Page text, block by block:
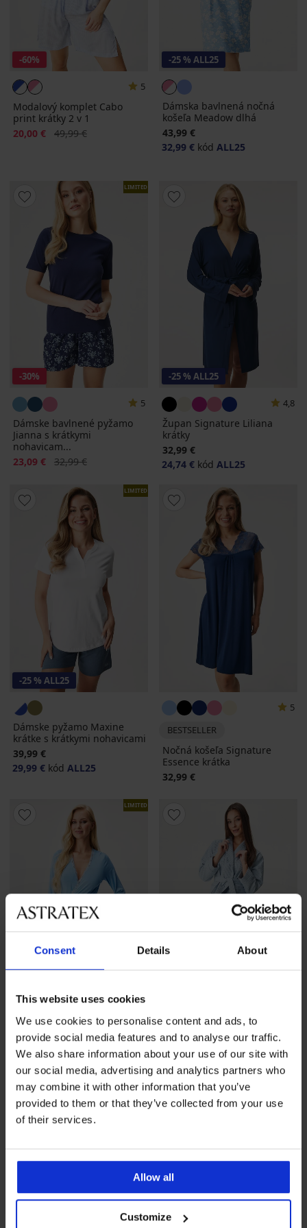
Consent Details About
This website uses cookies
We use cookies to personalise content and ads, to
provide social media features and to analyse our traffic.
We also share information about your use of our site with
our social media, advertising and analytics partners who
may combine it with other information that you’ve
provided to them or that they’ve collected from your use
of their services.
Allow all
Customize
-60%
5
Modalový komplet Cabo
print krátky 2 v 1
Zľava
20,00 € Pôvodná cena
49,99 €
-25 % ALL25
Dámska bavlnená nočná
košeľa Meadow dlhá
43,99 €
32,99 € kód ALL25
LIMITED
-30%
5
Dámske bavlnené pyžamo
Jianna s krátkymi
nohavicam...
Zľava
23,09 € Pôvodná cena
32,99 €
-25 % ALL25
4,8
Župan Signature Liliana
krátky
32,99 €
24,74 € kód ALL25
LIMITED
-25 % ALL25
Dámske pyžamo Maxine
krátke s krátkymi nohavicami
39,99 €
29,99 € kód ALL25
5
BESTSELLER
Nočná košeľa Signature
Essence krátka
32,99 €
LIMITED
-30%
4
Župan Signature Liliana lace
krátky
Zľava
23,09 €Pôvodná cena
32,99 €
Bavlnený vaflový župan Afra
dlhý
Zľava
37,79 € Pôvodná cena
53,99 €